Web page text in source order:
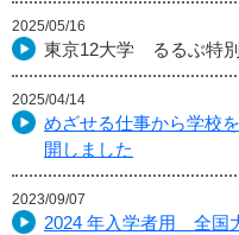
2025/05/16
東京12大学 るるぶ特
2025/04/14
めざせる仕事から学校
開しました
2023/09/07
2024 年入学者用 全国